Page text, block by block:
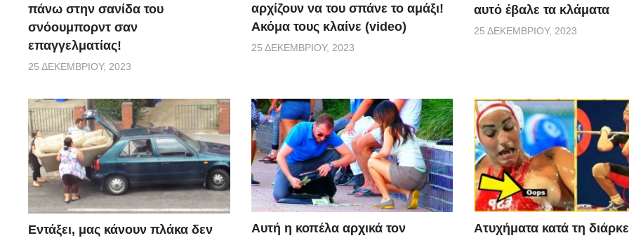
πάνω στην σανίδα του
σνόουμπορντ σαν
επαγγελματίας!
25 ΔΕΚΕΜΒΡΊΟΥ, 2023
αρχίζουν να του σπάνε το αμάξι!
Ακόμα τους κλαίνε (video)
25 ΔΕΚΕΜΒΡΊΟΥ, 2023
αυτό έβαλε τα κλάματα
25 ΔΕΚΕΜΒΡΊΟΥ, 2023
Εντάξει, μας κάνουν πλάκα δεν
Αυτή η κοπέλα αρχικά τον
Aτυχήματα κατά τη